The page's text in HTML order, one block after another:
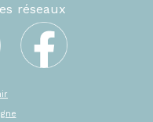
réseaux